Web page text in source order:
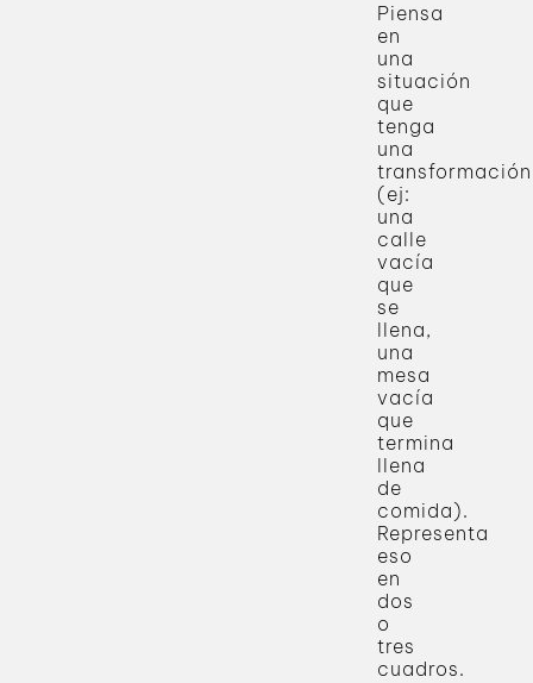
Piensa
en
una
situación
que
tenga
una
transformación
(ej:
una
calle
vacía
que
se
llena,
una
mesa
vacía
que
termina
llena
de
comida).
Representa
eso
en
dos
o
tres
cuadros.